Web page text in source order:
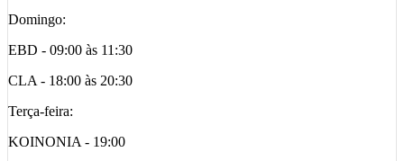
Domingo:
EBD - 09:00 às 11:30
CLA - 18:00 às 20:30
Terça-feira:
KOINONIA - 19:00